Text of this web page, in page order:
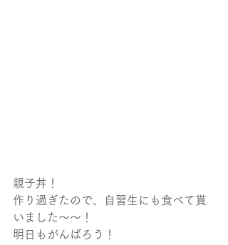
親子丼！
作り過ぎたので、自習生にも食べて貰
いました～～！
明日もがんばろう！